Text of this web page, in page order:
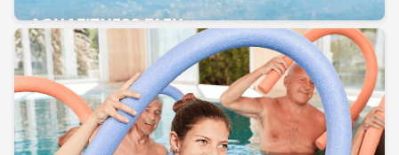
AQUAFITNESS BLEU